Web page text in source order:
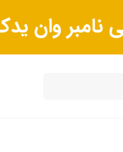
نامبر وان